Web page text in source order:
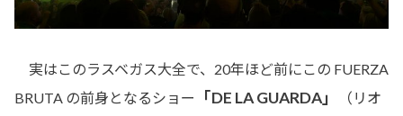
実はこのラスベガス大全で、20年ほど前にこの FUERZA
BRUTA の前身となるショー
「DE LA GUARDA」
（リオ